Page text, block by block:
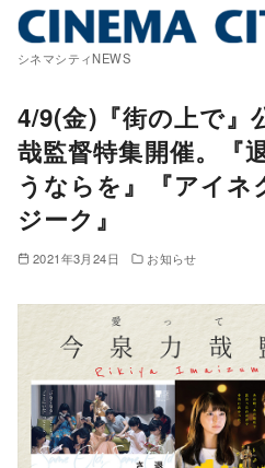
シネマシティNEWS
4/9(金)『街の上で』
哉監督特集開催。『
うならを』『アイ
ジーク』
2021年3月24日 お知らせ